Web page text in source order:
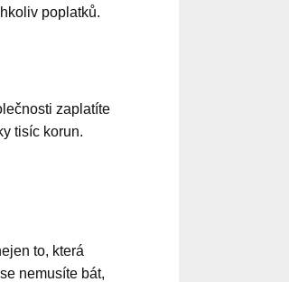
poplatků.
zaplatíte
tisíc korun.
to, která
nemusíte bát,